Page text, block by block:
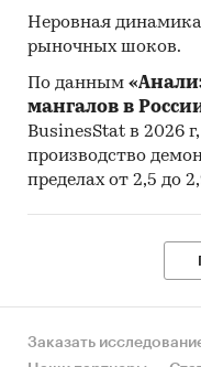
В стоимостном
строительных
России в 2018 г.
структуре рынка
мелкой фасовки в
2018 г. основная
Объем
фасовки в России
ООО ПУТЕХПРОФ,
Неровная
рыночных шоков.
По данным
мангалов в
BusinesStat в 2026
производство
пределах от 2,5 до
Заказать